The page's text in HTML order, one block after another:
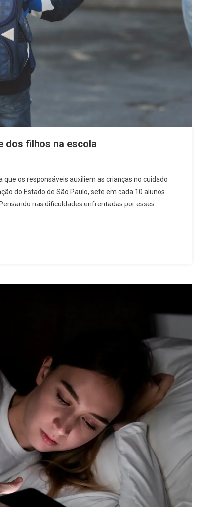
dos filhos na escola
os responsáveis auxiliem as crianças no cuidado
do Estado de São Paulo, sete em cada 10 alunos
nas dificuldades enfrentadas por esses